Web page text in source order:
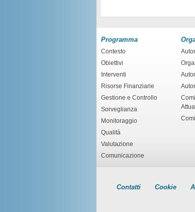
Programma
Contesto
Obiettivi
Interventi
Risorse Finanziarie
Gestione e Controllo
Sorveglianza
Monitoraggio
Qualità
Valutazione
Comunicazione
Contatti Cookie